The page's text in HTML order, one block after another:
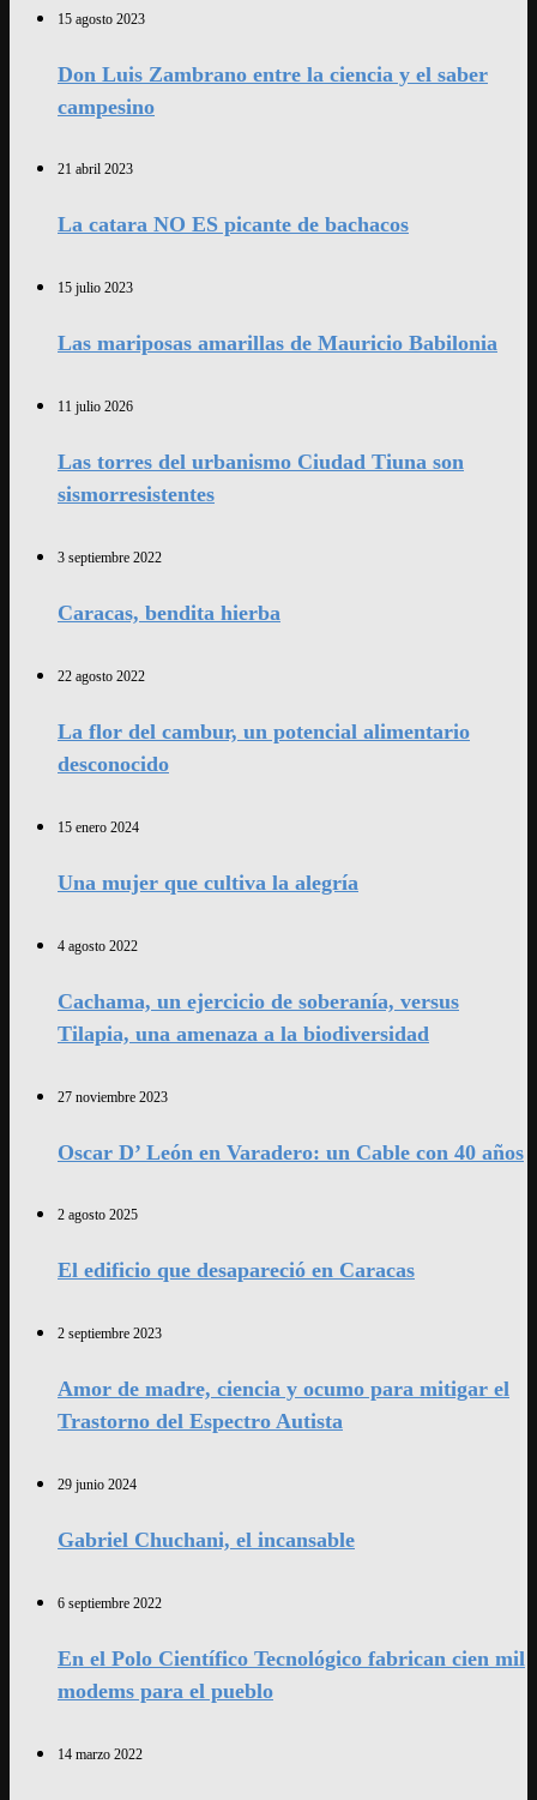
15 agosto 2023
Don Luis Zambrano entre la ciencia y el saber
campesino
21 abril 2023
La catara NO ES picante de bachacos
15 julio 2023
Las mariposas amarillas de Mauricio Babilonia
11 julio 2026
Las torres del urbanismo Ciudad Tiuna son
sismorresistentes
3 septiembre 2022
Caracas, bendita hierba
22 agosto 2022
La flor del cambur, un potencial alimentario
desconocido
15 enero 2024
Una mujer que cultiva la alegría
4 agosto 2022
Cachama, un ejercicio de soberanía, versus
Tilapia, una amenaza a la biodiversidad
27 noviembre 2023
Oscar D’ León en Varadero: un Cable con 40 años
2 agosto 2025
El edificio que desapareció en Caracas
2 septiembre 2023
Amor de madre, ciencia y ocumo para mitigar el
Trastorno del Espectro Autista
29 junio 2024
Gabriel Chuchani, el incansable
6 septiembre 2022
En el Polo Científico Tecnológico fabrican cien mil
modems para el pueblo
14 marzo 2022